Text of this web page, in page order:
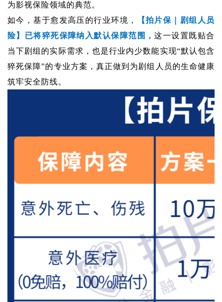
为影视保险领域的典范。
如今，基于愈发高压的行业环境，
【拍片保｜剧组人员
险】已将猝死保障纳入默认保障范围，这一设置既贴合
当下剧组的实际需求，也是行业内少数能实现“默认包含
猝死保障”的专业方案，真正做到为剧组人员的生命健康
筑牢安全防线。